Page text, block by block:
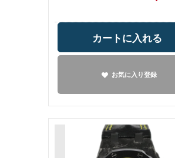
カートに入れる
お気に入り登録